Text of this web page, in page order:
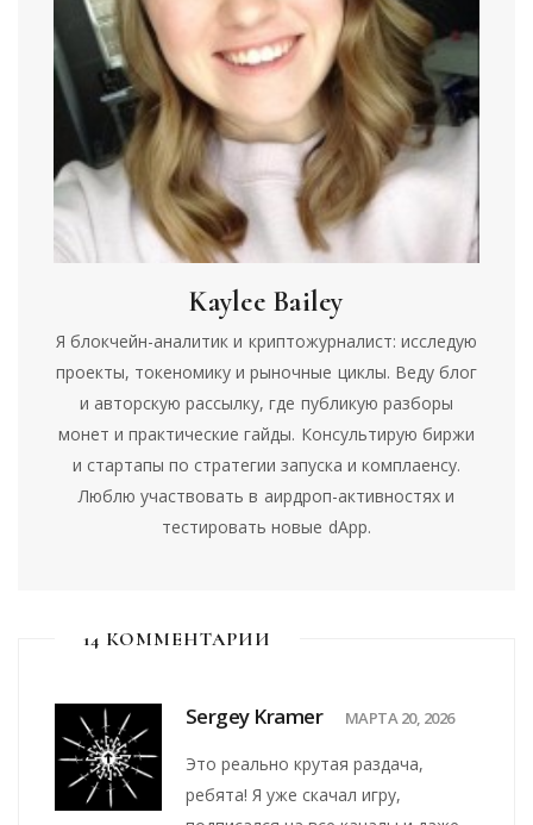
Kaylee Bailey
Я блокчейн-аналитик и криптожурналист: исследую
проекты, токеномику и рыночные циклы. Веду блог
и авторскую рассылку, где публикую разборы
монет и практические гайды. Консультирую биржи
и стартапы по стратегии запуска и комплаенсу.
Люблю участвовать в аирдроп-активностях и
тестировать новые dApp.
14 КОММЕНТАРИИ
Sergey Kramer МАРТА 20, 2026
Это реально крутая раздача,
ребята! Я уже скачал игру,